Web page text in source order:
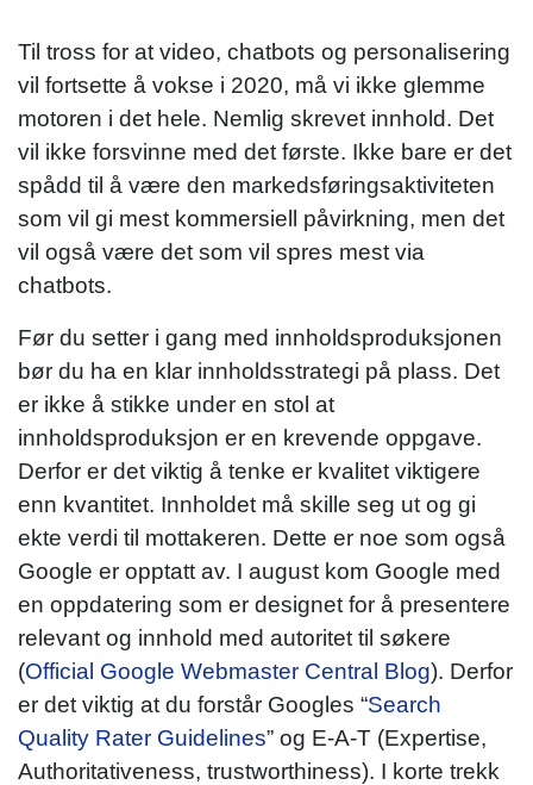
Til tross for at video, chatbots og personalisering
vil fortsette å vokse i 2020, må vi ikke glemme
motoren i det hele. Nemlig skrevet innhold. Det
vil ikke forsvinne med det første. Ikke bare er det
spådd til å være den markedsføringsaktiviteten
som vil gi mest kommersiell påvirkning, men det
vil også være det som vil spres mest via
chatbots.
Før du setter i gang med innholdsproduksjonen
bør du ha en klar innholdsstrategi på plass. Det
er ikke å stikke under en stol at
innholdsproduksjon er en krevende oppgave.
Derfor er det viktig å tenke er kvalitet viktigere
enn kvantitet. Innholdet må skille seg ut og gi
ekte verdi til mottakeren. Dette er noe som også
Google er opptatt av. I august kom Google med
en oppdatering som er designet for å presentere
relevant og innhold med autoritet til søkere
(Official Google Webmaster Central Blog). Derfor
er det viktig at du forstår Googles “Search
Quality Rater Guidelines” og E-A-T (Expertise,
Authoritativeness, trustworthiness). I korte trekk